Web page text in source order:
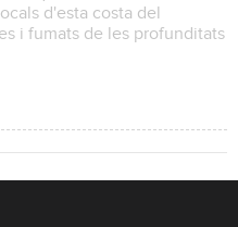
d'esta costa del
i fumats de les profunditats